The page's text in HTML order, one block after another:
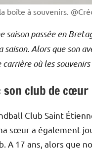
boîte à souvenirs.
saison passée en
saison. Alors que son
carrière où les
son club de cœur
Club Saint
sœur a également
A 17 ans, alors que